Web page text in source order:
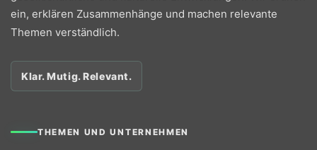
ein, erklären Zusammenhänge und machen relevante
Themen verständlich.
Klar. Mutig. Relevant.
THEMEN UND UNTERNEHMEN